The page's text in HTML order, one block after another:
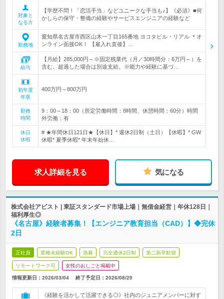
対象と
なる方
【学歴不問！「恋活手当」などユニークな手当も♪】《必須》■何
かしらの保守・整備の経験やサービスエンジニアの経験など
勤務地
愛知県名古屋市西区山木一丁目165番地 ヨコタビル・リアル ＊オ
ンライン面接OK！ 【雇入れ直後】…
給与
【月給】285,000円～※固定残業代（月／30時間分：6万円～）を
含む。超過した場合は別途支給。※能力や経験に基づ…
初年度
年収
400万円～800万円
勤務
時間
9：00～18：00（所定労働時間：8時間、休憩時間：60分）時間
外労働：有
休日
休暇
# ★年間休日121日★【休日】* 週休2日制（土日）【休暇】* GW
休暇* 夏季休暇* 年末年始休…
求人詳細を見る 気になる
株式会社アビスト | 東証スタンダード市場上場｜無借金経営｜年休128日｜
福利厚生◎
《名古屋》経験者募集！【エンジニア教育担当（CAD）】◆完休
2日
正社員 業種未経験OK 急募 完全週休2日制 第二新卒歓迎
リモートワーク可 女性のおしごと掲載中
情報更新日：2026/03/04 終了予定日： 2026/08/20
《経験を活かして活躍できる◎》社内のジュニアメンバーに対す